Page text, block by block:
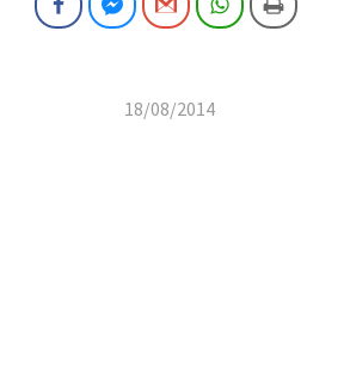
18/08/2014